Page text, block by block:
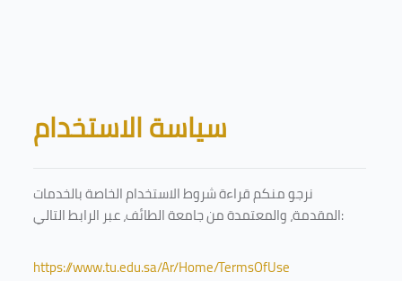
Blocks
سياسة الاستخدام
نرجو منكم قراءة شروط الاستخدام الخاصة بالخدمات
المقدمة، والمعتمدة من جامعة الطائف، عبر الرابط التالي:
https://www.tu.edu.sa/Ar/Home/TermsOfUse